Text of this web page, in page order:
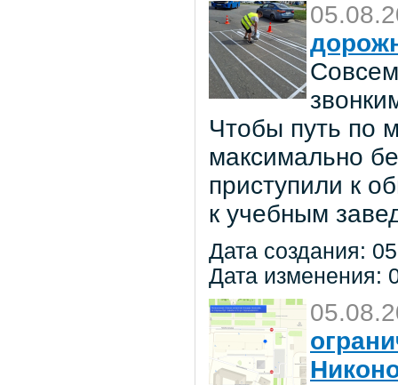
Чтобы путь по
максимально
приступили к
к учебным
Дата создания:
Дата изменения: